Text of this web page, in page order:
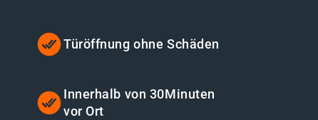
Türöffnung ohne Schäden
Innerhalb von 30Minuten
vor Ort